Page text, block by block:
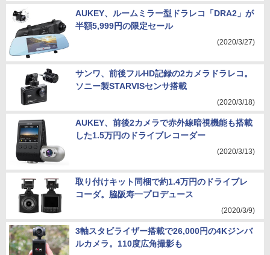
AUKEY、ルームミラー型ドラレコ「DRA2」が
半額5,999円の限定セール
(2020/3/27)
サンワ、前後フルHD記録の2カメラドラレコ。
ソニー製STARVISセンサ搭載
(2020/3/18)
AUKEY、前後2カメラで赤外線暗視機能も搭載
した1.5万円のドライブレコーダー
(2020/3/13)
取り付けキット同梱で約1.4万円のドライブレ
コーダ。脇阪寿一プロデュース
(2020/3/9)
3軸スタビライザー搭載で26,000円の4Kジンバ
ルカメラ。110度広角撮影も